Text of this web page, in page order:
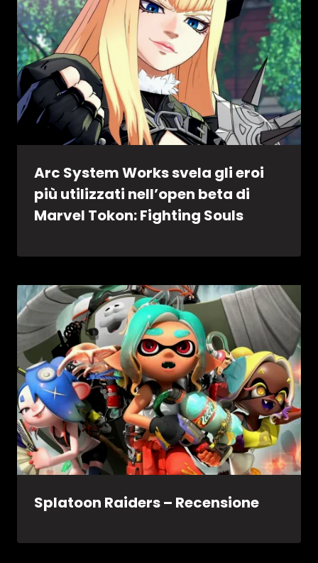
Arc System Works svela gli eroi
più utilizzati nell’open beta di
Marvel Tokon: Fighting Souls
Splatoon Raiders – Recensione